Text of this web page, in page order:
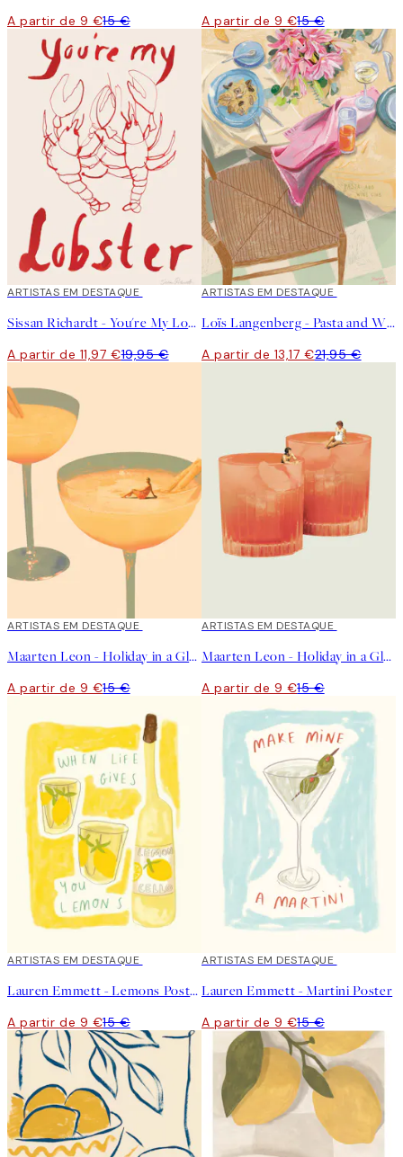
A partir de 9 €15 € A partir de 9 €15 €
40%*
ARTISTAS EM DESTAQUE
Sissan Richardt - You're My Lobster Poster
A partir de 11,97 €19,95 €
40%*
ARTISTAS EM DESTAQUE
Loïs Langenberg - Pasta and Wine Club Poster
A partir de 13,17 €21,95 €
40%*
ARTISTAS EM DESTAQUE
Maarten Leon - Holiday in a Glass No1 Poster
A partir de 9 €15 €
40%*
ARTISTAS EM DESTAQUE
Maarten Leon - Holiday in a Glass No2 Poster
A partir de 9 €15 €
40%*
ARTISTAS EM DESTAQUE
Lauren Emmett - Lemons Poster
A partir de 9 €15 €
40%*
ARTISTAS EM DESTAQUE
Lauren Emmett - Martini Poster
A partir de 9 €15 €